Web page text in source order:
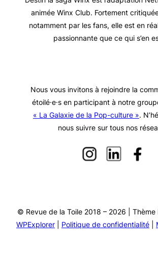
animée Winx Club. Fortement
notamment par les fans, elle est en
passionnante que ce qui s’en
Nous vous invitons à rejoindre la
étoilé·e·s en participant à notre
« La Galaxie de la Pop-culture ».
nous suivre sur tous nos
© Revue de la Toile 2018 – 2026 | Thème
WPExplorer
Politique de confidentialité